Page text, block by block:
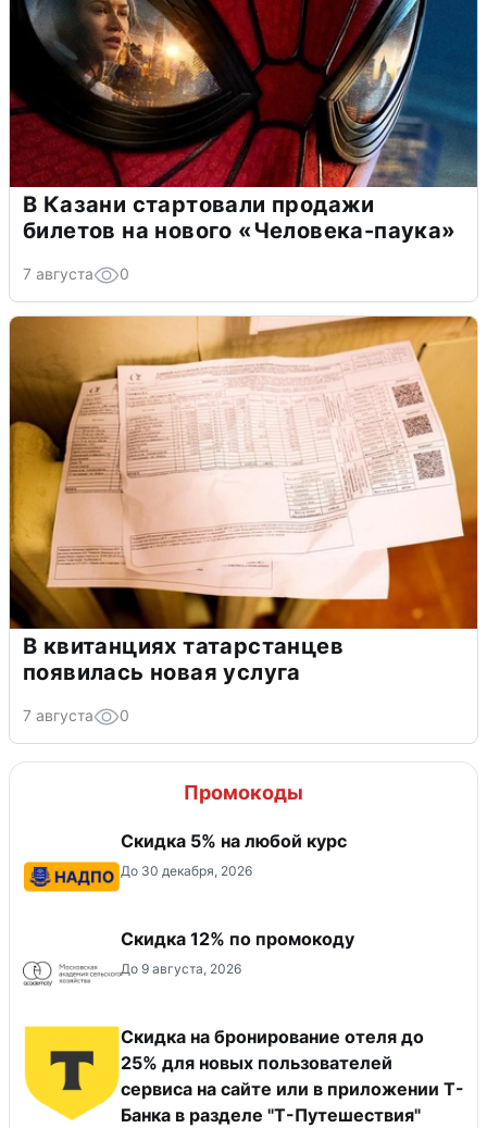
В Казани стартовали продажи
билетов на нового «Человека-паука»
7 августа 0
В квитанциях татарстанцев
появилась новая услуга
7 августа 0
Промокоды
Скидка 5% на любой курс
До 30 декабря, 2026
Скидка 12% по промокоду
До 9 августа, 2026
Скидка на бронирование отеля до
25% для новых пользователей
сервиса на сайте или в приложении Т-
Банка в разделе "Т-Путешествия"